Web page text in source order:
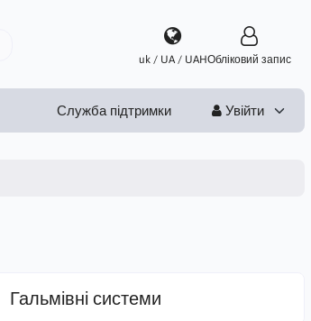
uk / UA / UAHОбліковий запис
Служба підтримки Увійти
Гальмівні системи